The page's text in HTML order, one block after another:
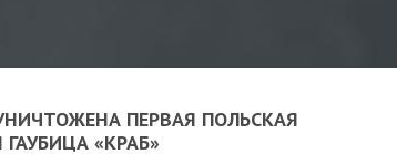
ПЕРВАЯ ПОЛЬСКАЯ
«КРАБ»